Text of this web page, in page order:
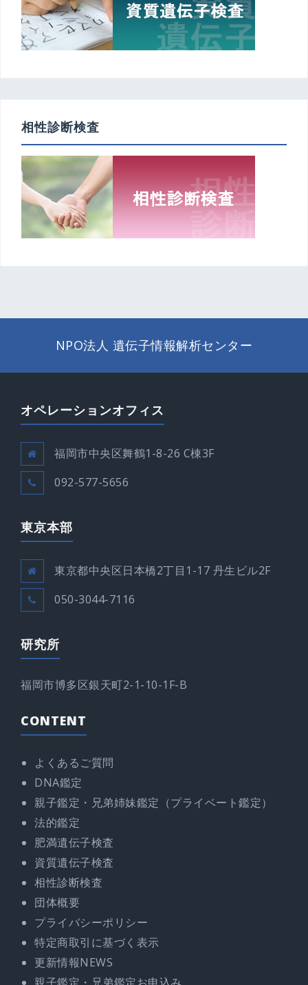
相性診断検査
NPO法人 遺伝子情報解析センター
オペレーションオフィス
福岡市中央区舞鶴1-8-26 C棟3F
092-577-5656
東京本部
東京都中央区日本橋2丁目1-17 丹生ビル2F
050-3044-7116
研究所
福岡市博多区銀天町2-1-10-1F-B
CONTENT
よくあるご質問
DNA鑑定
親子鑑定・兄弟姉妹鑑定（プライベート鑑定）
法的鑑定
肥満遺伝子検査
資質遺伝子検査
相性診断検査
団体概要
プライバシーポリシー
特定商取引に基づく表示
更新情報NEWS